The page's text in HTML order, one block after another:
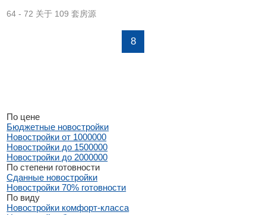
64 - 72 关于 109 套房源
8
По цене
Бюджетные новостройки
Новостройки от 1000000
Новостройки до 1500000
Новостройки до 2000000
По степени готовности
Сданные новостройки
Новостройки 70% готовности
По виду
Новостройки комфорт-класса